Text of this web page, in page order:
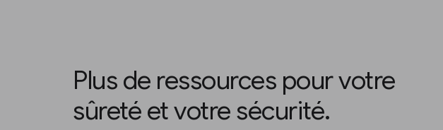
Plus de ressources pour votre
sûreté et votre sécurité.